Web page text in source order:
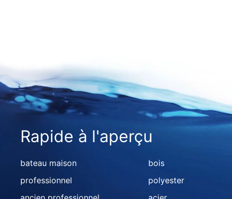
Rapide à l'aperçu
bateau maison
professionnel
bois
polyester